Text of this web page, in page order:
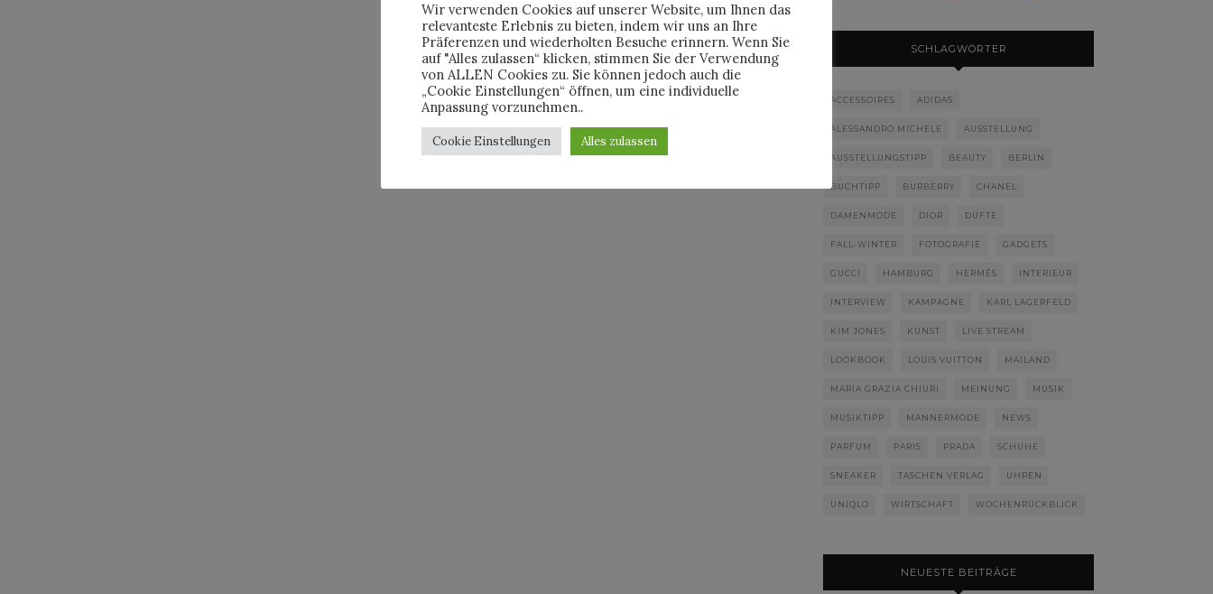
SCHLAGWÖRTER
ACCESSOIRES ADIDAS
ALESSANDRO MICHELE AUSSTELLUNG
AUSSTELLUNGSTIPP BEAUTY BERLIN
BUCHTIPP BURBERRY CHANEL
DAMENMODE DIOR DÜFTE
FALL-WINTER FOTOGRAFIE GADGETS
GUCCI HAMBURG HERMÈS INTERIEUR
INTERVIEW KAMPAGNE KARL LAGERFELD
KIM JONES KUNST LIVE STREAM
LOOKBOOK LOUIS VUITTON MAILAND
MARIA GRAZIA CHIURI MEINUNG MUSIK
MUSIKTIPP MÄNNERMODE NEWS
PARFUM PARIS PRADA SCHUHE
SNEAKER TASCHEN VERLAG UHREN
UNIQLO WIRTSCHAFT WOCHENRÜCKBLICK
NEUESTE BEITRÄGE
Wir verwenden Cookies auf unserer Website, um Ihnen das
relevanteste Erlebnis zu bieten, indem wir uns an Ihre
Präferenzen und wiederholten Besuche erinnern. Wenn Sie
auf "Alles zulassen“ klicken, stimmen Sie der Verwendung
von ALLEN Cookies zu. Sie können jedoch auch die
„Cookie Einstellungen“ öffnen, um eine individuelle
Anpassung vorzunehmen..
Cookie Einstellungen Alles zulassen